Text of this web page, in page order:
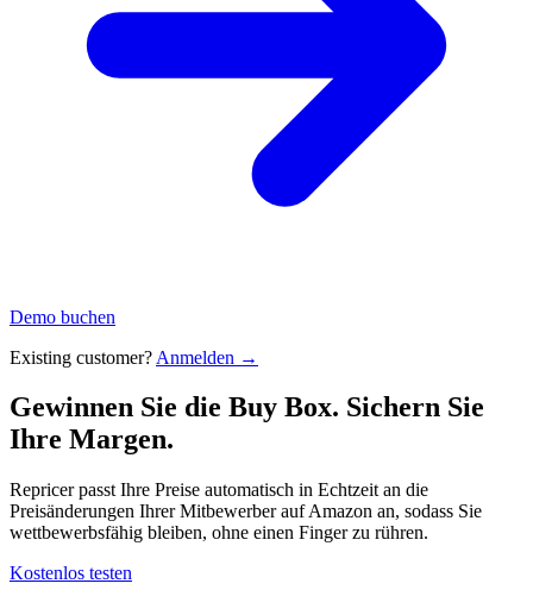
Demo buchen
Existing customer? Anmelden →
Gewinnen Sie die Buy Box. Sichern Sie
Ihre Margen.
Repricer passt Ihre Preise automatisch in Echtzeit an die
Preisänderungen Ihrer Mitbewerber auf Amazon an, sodass Sie
wettbewerbsfähig bleiben, ohne einen Finger zu rühren.
Kostenlos testen